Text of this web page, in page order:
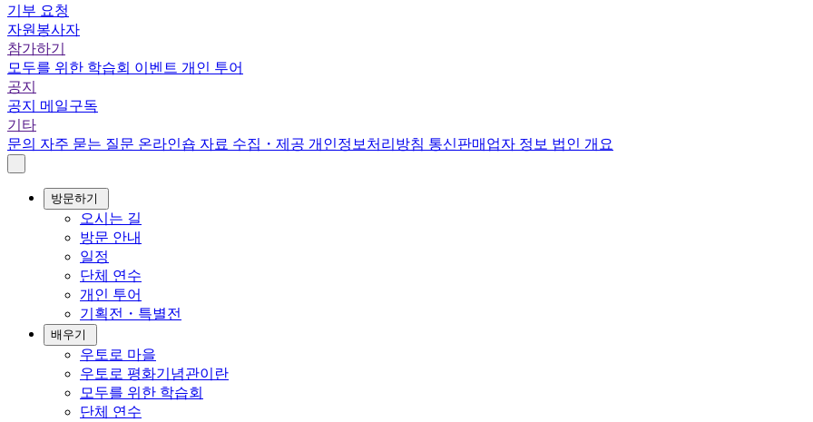
기부 요청
자원봉사자
참가하기
모두를 위한 학습회 이벤트 개인 투어
공지
공지 메일구독
기타
문의 자주 묻는 질문 온라인숍 자료 수집・제공 개인정보처리방침 통신판매업자 정보 법인 개요
방문하기
오시는 길
방문 안내
일정
단체 연수
개인 투어
기획전・특별전
배우기
우토로 마을
우토로 평화기념관이란
모두를 위한 학습회
단체 연수